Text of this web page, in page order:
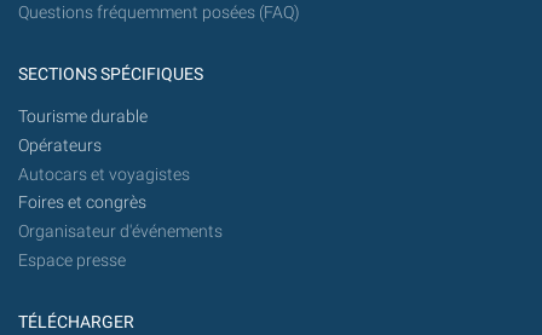
Questions fréquemment posées (FAQ)
SECTIONS SPÉCIFIQUES
Tourisme durable
Opérateurs
Autocars et voyagistes
Foires et congrès
Organisateur d'événements
Espace presse
TÉLÉCHARGER